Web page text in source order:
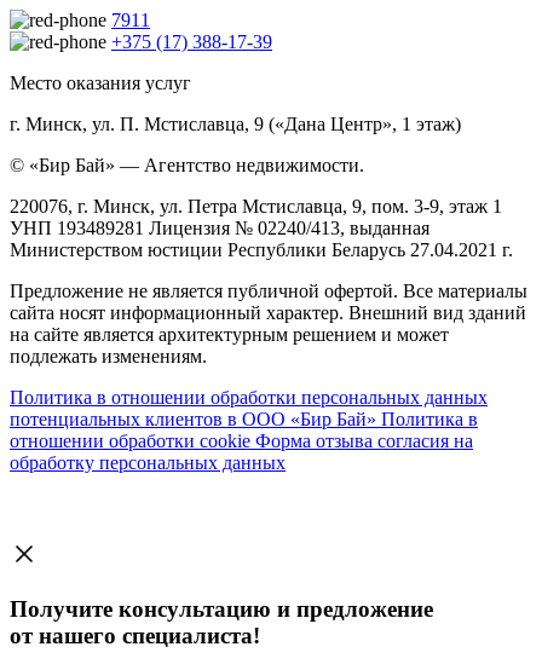
7911
+375 (17) 388-17-39
Место оказания услуг
г. Минск, ул. П. Мстиславца, 9 («Дана Центр», 1 этаж)
© «Бир Бай» — Агентство недвижимости.
220076, г. Минск, ул. Петра Мстиславца, 9, пом. 3-9, этаж 1
УНП 193489281 Лицензия № 02240/413, выданная
Министерством юстиции Республики Беларусь 27.04.2021 г.
Предложение не является публичной офертой. Все материалы
сайта носят информационный характер. Внешний вид зданий
на сайте является архитектурным решением и может
подлежать изменениям.
Политика в отношении обработки персональных данных
потенциальных клиентов в ООО «Бир Бай» Политика в
отношении обработки cookie Форма отзыва согласия на
обработку персональных данных
Получите консультацию и предложение
от нашего специалиста!